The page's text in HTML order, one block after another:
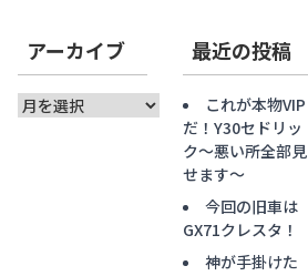
アーカイブ
ア
最近の投稿
これが本物VIP
だ！Y30セドリッ
ク〜悪い所全部見
せます〜
今回の旧車は
GX71クレスタ！
神が手掛けた